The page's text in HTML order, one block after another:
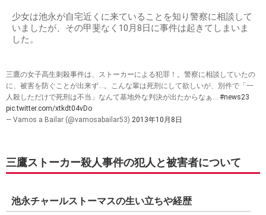
少女は池永が自宅近くに来ていることを知り警察に相談して
いましたが、その甲斐なく10月8日に事件は起きてしまいま
した。
三鷹の女子高生刺殺事件は、ストーカーによる犯罪！。警察に相談していたの
に、被害を防ぐことが出来ず…。こんな輩は死刑にして欲しいが、別件で「一
人殺しただけで死刑は不当」なんて基地外な判決が出たからなぁ… #news23
pic.twitter.com/xtkdt04vDo
— Vamos a Bailar (@vamosabailar53) 2013年10月8日
三鷹ストーカー殺人事件の犯人と被害者について
池永チャールストーマスの生い立ちや経歴